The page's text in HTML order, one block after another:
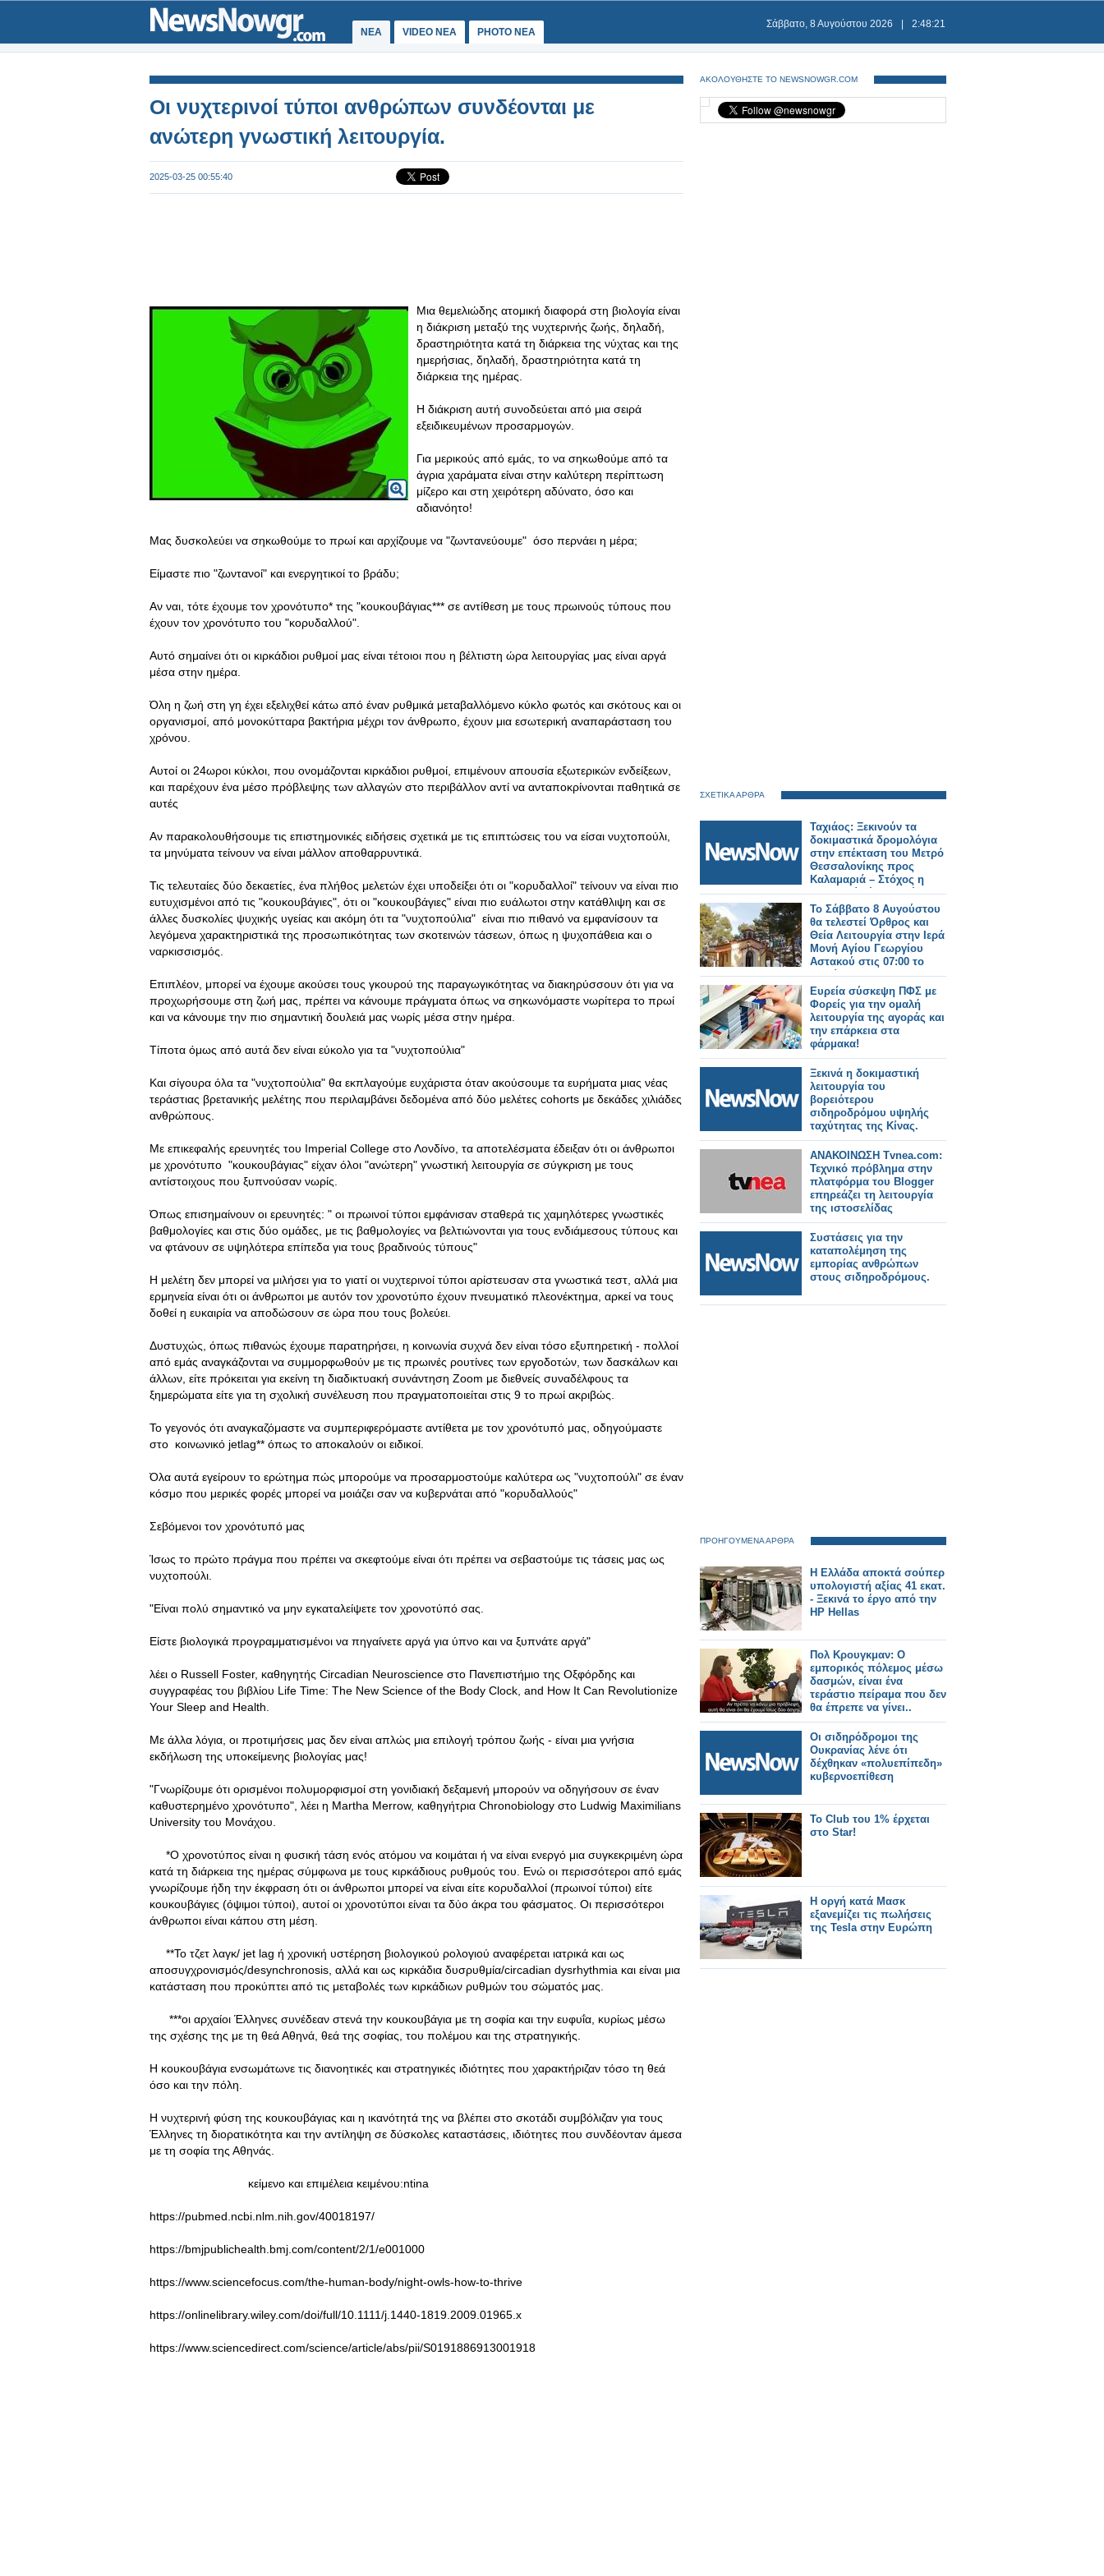
ΝΕΑ VIDEO NEA PHOTO NEA
Σάββατο, 8 Αυγούστου 2026 2:48:22
Οι νυχτερινοί τύποι ανθρώπων συνδέονται με
ανώτερη γνωστική λειτουργία.
2025-03-25 00:55:40
Μια θεμελιώδης ατομική διαφορά στη βιολογία είναι
η διάκριση μεταξύ της νυχτερινής ζωής, δηλαδή,
δραστηριότητα κατά τη διάρκεια της νύχτας και της
ημερήσιας, δηλαδή, δραστηριότητα κατά τη
διάρκεια της ημέρας.
Η διάκριση αυτή συνοδεύεται από μια σειρά
εξειδικευμένων προσαρμογών.
Για μερικούς από εμάς, το να σηκωθούμε από τα
άγρια χαράματα είναι στην καλύτερη περίπτωση
μίζερο και στη χειρότερη αδύνατο, όσο και
αδιανόητο!
Μας δυσκολεύει να σηκωθούμε το πρωί και αρχίζουμε να "ζωντανεύουμε" όσο περνάει η μέρα;
Είμαστε πιο "ζωντανοί" και ενεργητικοί το βράδυ;
Αν ναι, τότε έχουμε τον χρονότυπο* της "κουκουβάγιας*** σε αντίθεση με τους πρωινούς τύπους που
έχουν τον χρονότυπο του "κορυδαλλού".
Αυτό σημαίνει ότι οι κιρκάδιοι ρυθμοί μας είναι τέτοιοι που η βέλτιστη ώρα λειτουργίας μας είναι αργά
μέσα στην ημέρα.
Όλη η ζωή στη γη έχει εξελιχθεί κάτω από έναν ρυθμικά μεταβαλλόμενο κύκλο φωτός και σκότους και οι
οργανισμοί, από μονοκύτταρα βακτήρια μέχρι τον άνθρωπο, έχουν μια εσωτερική αναπαράσταση του
χρόνου.
Αυτοί οι 24ωροι κύκλοι, που ονομάζονται κιρκάδιοι ρυθμοί, επιμένουν απουσία εξωτερικών ενδείξεων,
και παρέχουν ένα μέσο πρόβλεψης των αλλαγών στο περιβάλλον αντί να ανταποκρίνονται παθητικά σε
αυτές
Αν παρακολουθήσουμε τις επιστημονικές ειδήσεις σχετικά με τις επιπτώσεις του να είσαι νυχτοπούλι,
τα μηνύματα τείνουν να είναι μάλλον αποθαρρυντικά.
Τις τελευταίες δύο δεκαετίες, ένα πλήθος μελετών έχει υποδείξει ότι οι "κορυδαλλοί" τείνουν να είναι πιο
ευτυχισμένοι από τις "κουκουβάγιες", ότι οι "κουκουβάγιες" είναι πιο ευάλωτοι στην κατάθλιψη και σε
άλλες δυσκολίες ψυχικής υγείας και ακόμη ότι τα "νυχτοπούλια" είναι πιο πιθανό να εμφανίσουν τα
λεγόμενα χαρακτηριστικά της προσωπικότητας των σκοτεινών τάσεων, όπως η ψυχοπάθεια και ο
ναρκισσισμός.
Επιπλέον, μπορεί να έχουμε ακούσει τους γκουρού της παραγωγικότητας να διακηρύσσουν ότι για να
προχωρήσουμε στη ζωή μας, πρέπει να κάνουμε πράγματα όπως να σηκωνόμαστε νωρίτερα το πρωί
και να κάνουμε την πιο σημαντική δουλειά μας νωρίς μέσα στην ημέρα.
Τίποτα όμως από αυτά δεν είναι εύκολο για τα "νυχτοπούλια"
Και σίγουρα όλα τα "νυχτοπούλια" θα εκπλαγούμε ευχάριστα όταν ακούσουμε τα ευρήματα μιας νέας
τεράστιας βρετανικής μελέτης που περιλαμβάνει δεδομένα από δύο μελέτες cohorts με δεκάδες χιλιάδες
ανθρώπους.
Με επικεφαλής ερευνητές του Imperial College στο Λονδίνο, τα αποτελέσματα έδειξαν ότι οι άνθρωποι
με χρονότυπο "κουκουβάγιας" είχαν όλοι "ανώτερη" γνωστική λειτουργία σε σύγκριση με τους
αντίστοιχους που ξυπνούσαν νωρίς.
Όπως επισημαίνουν οι ερευνητές: " οι πρωινοί τύποι εμφάνισαν σταθερά τις χαμηλότερες γνωστικές
βαθμολογίες και στις δύο ομάδες, με τις βαθμολογίες να βελτιώνονται για τους ενδιάμεσους τύπους και
να φτάνουν σε υψηλότερα επίπεδα για τους βραδινούς τύπους"
Η μελέτη δεν μπορεί να μιλήσει για το γιατί οι νυχτερινοί τύποι αρίστευσαν στα γνωστικά τεστ, αλλά μια
ερμηνεία είναι ότι οι άνθρωποι με αυτόν τον χρονοτύπο έχουν πνευματικό πλεονέκτημα, αρκεί να τους
δοθεί η ευκαιρία να αποδώσουν σε ώρα που τους βολεύει.
Δυστυχώς, όπως πιθανώς έχουμε παρατηρήσει, η κοινωνία συχνά δεν είναι τόσο εξυπηρετική - πολλοί
από εμάς αναγκάζονται να συμμορφωθούν με τις πρωινές ρουτίνες των εργοδοτών, των δασκάλων και
άλλων, είτε πρόκειται για εκείνη τη διαδικτυακή συνάντηση Zoom με διεθνείς συναδέλφους τα
ξημερώματα είτε για τη σχολική συνέλευση που πραγματοποιείται στις 9 το πρωί ακριβώς.
Το γεγονός ότι αναγκαζόμαστε να συμπεριφερόμαστε αντίθετα με τον χρονότυπό μας, οδηγούμαστε
στο κοινωνικό jetlag** όπως το αποκαλούν οι ειδικοί.
Όλα αυτά εγείρουν το ερώτημα πώς μπορούμε να προσαρμοστούμε καλύτερα ως "νυχτοπούλι" σε έναν
κόσμο που μερικές φορές μπορεί να μοιάζει σαν να κυβερνάται από "κορυδαλλούς"
Σεβόμενοι τον χρονότυπό μας
Ίσως το πρώτο πράγμα που πρέπει να σκεφτούμε είναι ότι πρέπει να σεβαστούμε τις τάσεις μας ως
νυχτοπούλι.
"Είναι πολύ σημαντικό να μην εγκαταλείψετε τον χρονοτύπό σας.
Είστε βιολογικά προγραμματισμένοι να πηγαίνετε αργά για ύπνο και να ξυπνάτε αργά"
λέει ο Russell Foster, καθηγητής Circadian Neuroscience στο Πανεπιστήμιο της Οξφόρδης και
συγγραφέας του βιβλίου Life Time: The New Science of the Body Clock, and How It Can Revolutionize
Your Sleep and Health.
Με άλλα λόγια, οι προτιμήσεις μας δεν είναι απλώς μια επιλογή τρόπου ζωής - είναι μια γνήσια
εκδήλωση της υποκείμενης βιολογίας μας!
"Γνωρίζουμε ότι ορισμένοι πολυμορφισμοί στη γονιδιακή δεξαμενή μπορούν να οδηγήσουν σε έναν
καθυστερημένο χρονότυπο", λέει η Martha Merrow, καθηγήτρια Chronobiology στο Ludwig Maximilians
University του Μονάχου.
*Ο χρονοτύπος είναι η φυσική τάση ενός ατόμου να κοιμάται ή να είναι ενεργό μια συγκεκριμένη ώρα
κατά τη διάρκεια της ημέρας σύμφωνα με τους κιρκάδιους ρυθμούς του. Ενώ οι περισσότεροι από εμάς
γνωρίζουμε ήδη την έκφραση ότι οι άνθρωποι μπορεί να είναι είτε κορυδαλλοί (πρωινοί τύποι) είτε
κουκουβάγιες (όψιμοι τύποι), αυτοί οι χρονοτύποι είναι τα δύο άκρα του φάσματος. Οι περισσότεροι
άνθρωποι είναι κάπου στη μέση.
**Το τζετ λαγκ/ jet lag‎‎ ή χρονική υστέρηση βιολογικού ρολογιού αναφέρεται ιατρικά και ως
αποσυγχρονισμός/desynchronosis, αλλά και ως κιρκάδια δυσρυθμία/circadian dysrhythmia και είναι μια
κατάσταση που προκύπτει από τις μεταβολές των κιρκάδιων ρυθμών του σώματός μας.
***οι αρχαίοι Έλληνες συνέδεαν στενά την κουκουβάγια με τη σοφία και την ευφυΐα, κυρίως μέσω
της σχέσης της με τη θεά Αθηνά, θεά της σοφίας, του πολέμου και της στρατηγικής.
Η κουκουβάγια ενσωμάτωνε τις διανοητικές και στρατηγικές ιδιότητες που χαρακτήριζαν τόσο τη θεά
όσο και την πόλη.
Η νυχτερινή φύση της κουκουβάγιας και η ικανότητά της να βλέπει στο σκοτάδι συμβόλιζαν για τους
Έλληνες τη διορατικότητα και την αντίληψη σε δύσκολες καταστάσεις, ιδιότητες που συνδέονταν άμεσα
με τη σοφία της Αθηνάς.
κείμενο και επιμέλεια κειμένου:ntina
https://pubmed.ncbi.nlm.nih.gov/40018197/
https://bmjpublichealth.bmj.com/content/2/1/e001000
https://www.sciencefocus.com/the-human-body/night-owls-how-to-thrive
https://onlinelibrary.wiley.com/doi/full/10.1111/j.1440-1819.2009.01965.x
https://www.sciencedirect.com/science/article/abs/pii/S0191886913001918
ΑΚΟΛΟΥΘΗΣΤΕ ΤΟ NEWSNOWGR.COM
ΣΧΕΤΙΚΑ ΑΡΘΡΑ
Ταχιάος: Ξεκινούν τα
δοκιμαστικά δρομολόγια
στην επέκταση του Μετρό
Θεσσαλονίκης προς
Καλαμαριά – Στόχος η
λειτουργία έως το τέλος
του μήνα.
Το Σάββατο 8 Αυγούστου
θα τελεστεί Όρθρος και
Θεία Λειτουργία στην Ιερά
Μονή Αγίου Γεωργίου
Αστακού στις 07:00 το
πρωί.
Ευρεία σύσκεψη ΠΦΣ με
Φορείς για την ομαλή
λειτουργία της αγοράς και
την επάρκεια στα
φάρμακα!
Ξεκινά η δοκιμαστική
λειτουργία του
βορειότερου
σιδηροδρόμου υψηλής
ταχύτητας της Κίνας.
ΑΝΑΚΟΙΝΩΣΗ Tvnea.com:
Τεχνικό πρόβλημα στην
πλατφόρμα του Blogger
επηρεάζει τη λειτουργία
της ιστοσελίδας
Συστάσεις για την
καταπολέμηση της
εμπορίας ανθρώπων
στους σιδηροδρόμους.
ΠΡΟΗΓΟΥΜΕΝΑ ΑΡΘΡΑ
Η Ελλάδα αποκτά σούπερ
υπολογιστή αξίας 41 εκατ.
- Ξεκινά το έργο από την
HP Hellas
Πολ Κρουγκμαν: O
εμπορικός πόλεμος μέσω
δασμών, είναι ένα
τεράστιο πείραμα που δεν
θα έπρεπε να γίνει..
Οι σιδηρόδρομοι της
Ουκρανίας λένε ότι
δέχθηκαν «πολυεπίπεδη»
κυβερνοεπίθεση
To Club του 1% έρχεται
στο Star!
Η οργή κατά Μασκ
εξανεμίζει τις πωλήσεις
της Tesla στην Ευρώπη